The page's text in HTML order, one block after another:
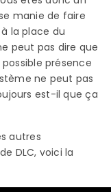
manie de faire
la place du
peut pas dire que
présence
ne peut pas
est-il que ça
autres
DLC, voici la